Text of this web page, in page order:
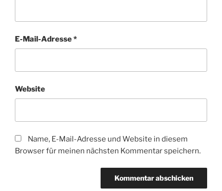
E-Mail-Adresse*
Website
Name, E-Mail-Adresse und Website in diesem
Browser für meinen nächsten Kommentar speichern.